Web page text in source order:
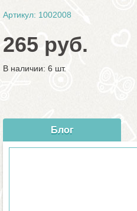
Артикул: 1002008
265 руб.
В наличии: 6 шт.
Блог